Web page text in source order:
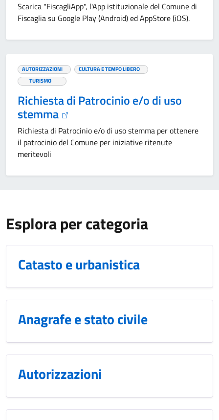
Scarica "FiscagliApp", l'App istituzionale del Comune di
Fiscaglia su Google Play (Android) ed AppStore (iOS).
AUTORIZZAZIONI
CULTURA E TEMPO LIBERO
TURISMO
Richiesta di Patrocinio e/o di uso
stemma
Richiesta di Patrocinio e/o di uso stemma per ottenere
il patrocinio del Comune per iniziative ritenute
meritevoli
Esplora per categoria
Catasto e urbanistica
Anagrafe e stato civile
Autorizzazioni